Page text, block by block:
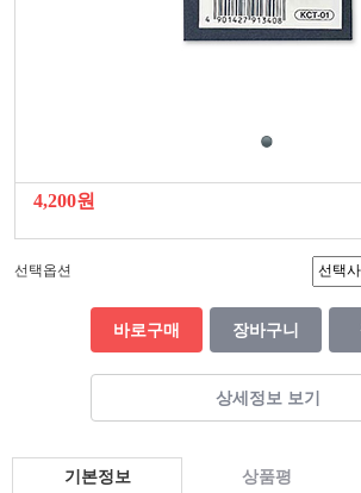
4,200원
선택옵션
바로구매 장바구니
상세정보 보기
기본정보 상품평